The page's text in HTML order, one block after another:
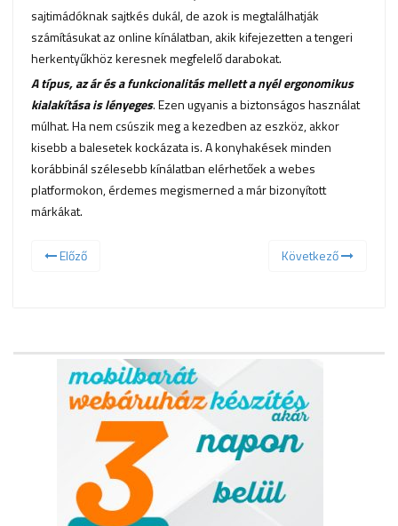
sajtimádóknak sajtkés dukál, de azok is megtalálhatják
számításukat az online kínálatban, akik kifejezetten a tengeri
herkentyűkhöz keresnek megfelelő darabokat.
A típus, az ár és a funkcionalitás mellett a nyél ergonomikus
kialakítása is lényeges. Ezen ugyanis a biztonságos használat
múlhat. Ha nem csúszik meg a kezedben az eszköz, akkor
kisebb a balesetek kockázata is. A konyhakések minden
korábbinál szélesebb kínálatban elérhetőek a webes
platformokon, érdemes megismerned a már bizonyított
márkákat.
Előző Következő